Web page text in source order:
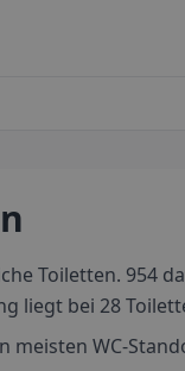
Toiletten. 954
liegt bei 28
WC-